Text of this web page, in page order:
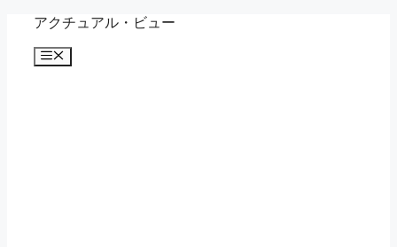
アクチュアル・ビュー
メ